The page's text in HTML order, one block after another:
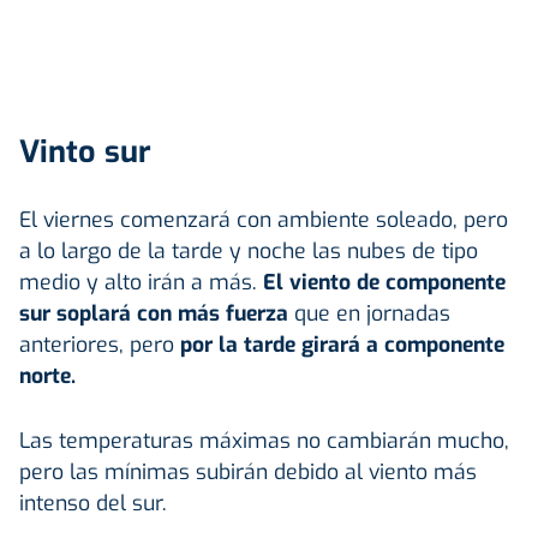
Vinto sur
El viernes comenzará con ambiente soleado, pero
a lo largo de la tarde y noche las nubes de tipo
medio y alto irán a más. El viento de componente
sur soplará con más fuerza que en jornadas
anteriores, pero por la tarde girará a componente
norte.
Las temperaturas máximas no cambiarán mucho,
pero las mínimas subirán debido al viento más
intenso del sur.